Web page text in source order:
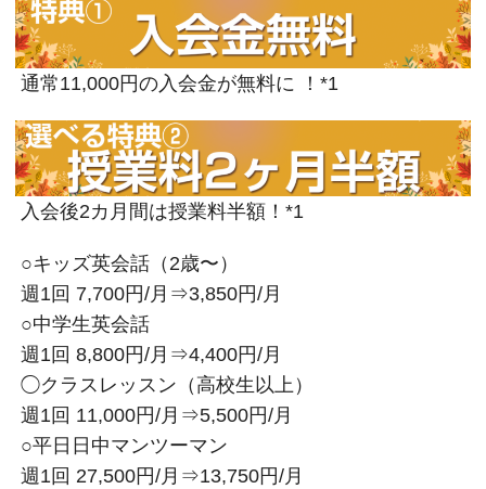
通常11,000円の入会金が無料に ！*1
入会後2カ月間は授業料半額！*1
○キッズ英会話（2歳〜）
週1回 7,700円/月⇒3,850円/月
○中学生英会話
週1回 8,800円/月⇒4,400円/月
◯クラスレッスン（高校生以上）
週1回 11,000円/月⇒5,500円/月
○平日日中マンツーマン
週1回 27,500円/月⇒13,750円/月